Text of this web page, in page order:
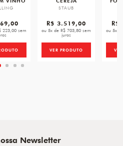
223,00 sem
STAUB
R$ 3.519,00
ou 5x de R$ 703,80 sem
juros
VER PRODUTO
R$
ou 5x
Newsletter